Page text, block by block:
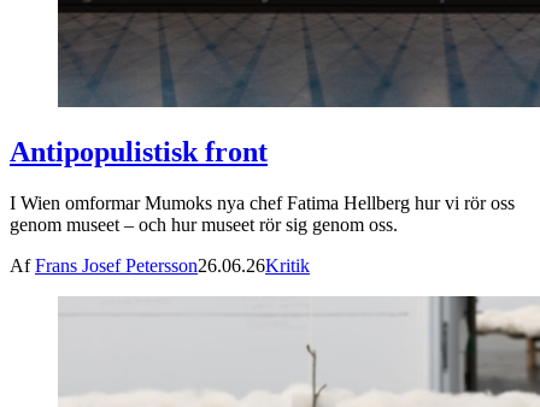
Antipopulistisk front
I Wien omformar Mumoks nya chef Fatima Hellberg hur vi rör oss
genom museet – och hur museet rör sig genom oss.
AfFrans Josef Petersson26.06.26Kritik